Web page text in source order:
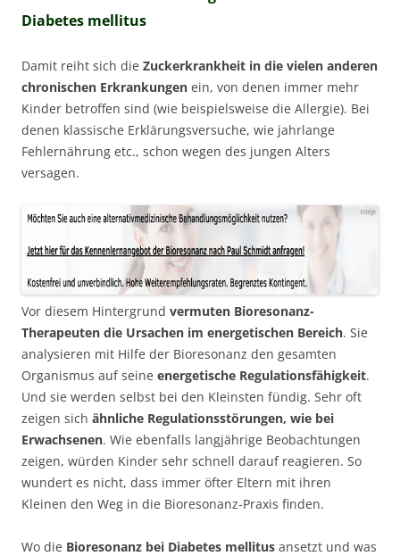
Diabetes mellitus
Damit reiht sich die Zuckerkrankheit in die vielen anderen
chronischen Erkrankungen ein, von denen immer mehr
Kinder betroffen sind (wie beispielsweise die Allergie). Bei
denen klassische Erklärungsversuche, wie jahrlange
Fehlernährung etc., schon wegen des jungen Alters
versagen.
Vor diesem Hintergrund vermuten Bioresonanz-
Therapeuten die Ursachen im energetischen Bereich. Sie
analysieren mit Hilfe der Bioresonanz den gesamten
Organismus auf seine energetische Regulationsfähigkeit.
Und sie werden selbst bei den Kleinsten fündig. Sehr oft
zeigen sich ähnliche Regulationsstörungen, wie bei
Erwachsenen. Wie ebenfalls langjährige Beobachtungen
zeigen, würden Kinder sehr schnell darauf reagieren. So
wundert es nicht, dass immer öfter Eltern mit ihren
Kleinen den Weg in die Bioresonanz-Praxis finden.
Wo die Bioresonanz bei Diabetes mellitus ansetzt und was